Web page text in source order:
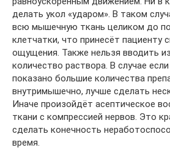
делать укол «ударом». В таком
всю мышечную ткань целиком до
клетчатки, что принесёт пациенту
ощущения. Также нельзя вводить
количество раствора. В случае
показано большие количества
внутримышечно, лучше сделать
Иначе произойдёт асептическое
ткани с компрессией нервов. Это
сделать конечность
время.